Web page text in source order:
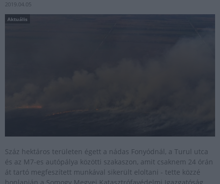
2019.04.05
Aktuális
Száz hektáros területen égett a nádas Fonyódnál, a Turul utca
és az M7-es autópálya közötti szakaszon, amit csaknem 24 órán
át tartó megfeszített munkával sikerült eloltani - tette közzé